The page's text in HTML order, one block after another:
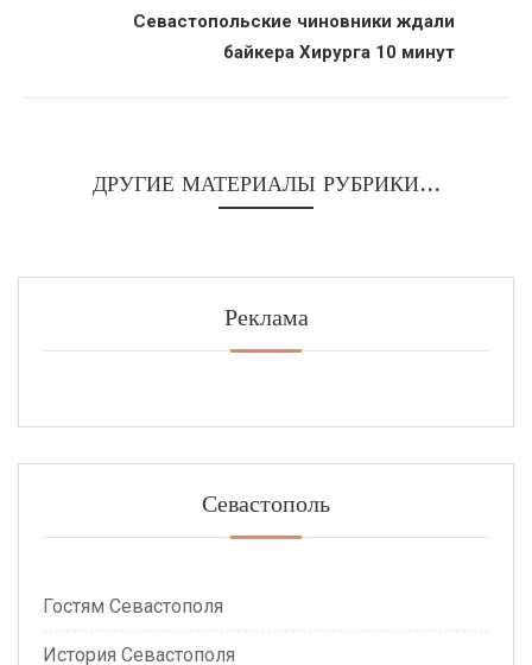
Севастопольские чиновники ждали
байкера Хирурга 10 минут
ДРУГИЕ МАТЕРИАЛЫ РУБРИКИ...
Реклама
Севастополь
Гостям Севастополя
История Севастополя